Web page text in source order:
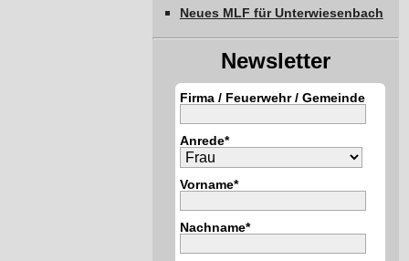
Neues MLF für Unterwiesenbach
Newsletter
Firma / Feuerwehr / Gemeinde
Anrede*
Vorname*
Nachname*